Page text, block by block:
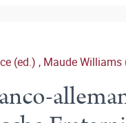
(ed.) , Maude Williams